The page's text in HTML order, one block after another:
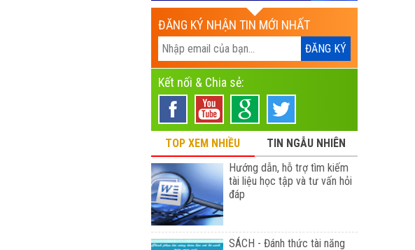
ĐĂNG KÝ NHẬN TIN MỚI NHẤT
Kết nối & Chia sẻ:
TOP XEM NHIỀU
TIN NGẪU NHIÊN
Hướng dẫn, hỗ trợ tìm kiếm
tài liệu học tập và tư vấn hỏi
đáp
SÁCH - Đánh thức tài năng